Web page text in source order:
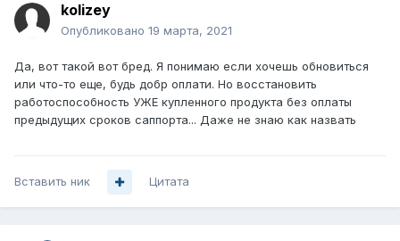
kolizey
Опубликовано 19 марта, 2021
Да, вот такой вот бред. Я понимаю если хочешь обновиться
или что-то еще, будь добр оплати. Но восстановить
работоспособность УЖЕ купленного продукта без оплаты
предыдущих сроков саппорта... Даже не знаю как назвать
Вставить ник Цитата